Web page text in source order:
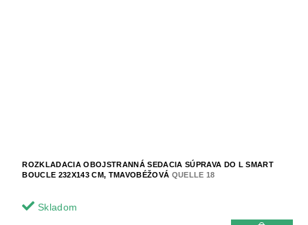
ROZKLADACIA OBOJSTRANNÁ SEDACIA SÚPRAVA DO L SMART
BOUCLE 232X143 CM, TMAVOBÉŽOVÁ QUELLE 18
Skladom